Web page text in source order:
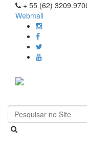
+ 55 (62)
Webmail